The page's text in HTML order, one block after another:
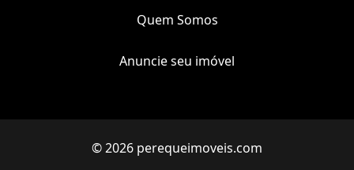
Quem Somos
Anuncie seu imóvel
© 2026 perequeimoveis.com